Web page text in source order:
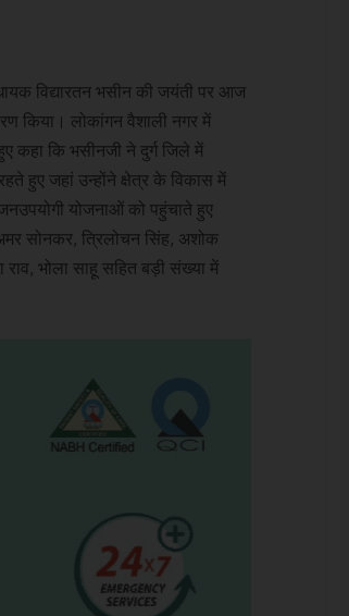
विद्यारतन भसीन की जयंती पर आज
किया। लोकांगन वैशाली नगर में
कहा कि भसीनजी ने दुर्ग जिले में
हुए जहां उन्होंने क्षेत्र के विकास में
योजनाओं को पहुंचाते हुए
सोनकर, त्रिलोचन सिंह, अशोक
राव, भोला साहू सहित बड़ी संख्या में